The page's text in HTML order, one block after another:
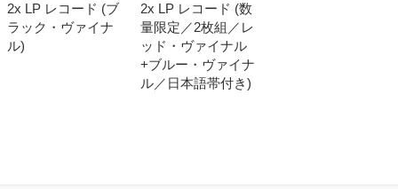
2x LP レコード (ブ
ラック・ヴァイナ
ル)
2x LP レコード (数
量限定／2枚組／レ
ッド・ヴァイナル
+ブルー・ヴァイナ
ル／日本語帯付き)